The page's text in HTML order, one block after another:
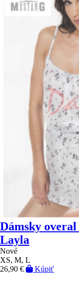
Dámsky
Layla
Nové
XS, M, L
26,90 €
Kúpiť